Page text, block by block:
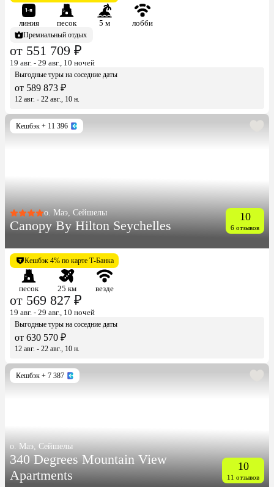
линия песок 5 м
лобби
Премиальный отдых
от 551 709 ₽
19 авг. - 29 авг., 10 ночей
Выгодные туры на соседние даты
от 589 873 ₽
12 авг. - 22 авг., 10 н.
Кешбэк + 11 396
о. Маэ, Сейшелы
Canopy By Hilton Seychelles
10
6 отзывов
Кешбэк 4% по карте Т-Банка
песок 25 км везде
от 569 827 ₽
19 авг. - 29 авг., 10 ночей
Выгодные туры на соседние даты
от 630 570 ₽
12 авг. - 22 авг., 10 н.
Кешбэк + 7 387
о. Маэ, Сейшелы
340 Degrees Mountain View
Apartments
10
11 отзывов